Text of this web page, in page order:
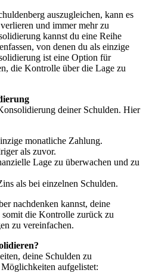
auszugleichen, kann es
und immer mehr zu
kannst du eine Reihe
von denen du als einzige
ist eine Option für
die Kontrolle über die Lage zu
deiner Schulden. Hier
monatliche Zahlung.
als zuvor.
Lage zu überwachen und zu
als bei einzelnen Schulden.
nachdenken kannst, deine
die Kontrolle zurück zu
zu vereinfachen.
deine Schulden zu
aufgelistet: